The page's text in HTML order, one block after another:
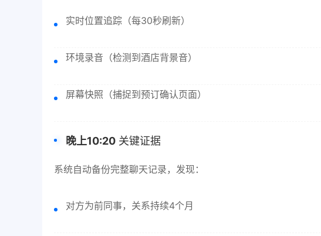
实时位置追踪（每30秒刷新）
环境录音（检测到酒店背景音）
屏幕快照（捕捉到预订确认页面）
晚上10:20 关键证据
系统自动备份完整聊天记录，发现：
对方为前同事，关系持续4个月